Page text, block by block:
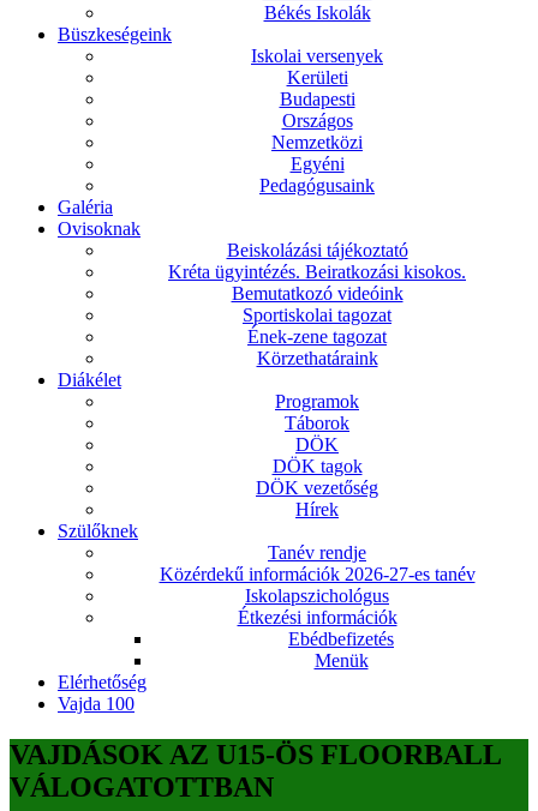
Békés Iskolák
Büszkeségeink
Iskolai versenyek
Kerületi
Budapesti
Országos
Nemzetközi
Egyéni
Pedagógusaink
Galéria
Ovisoknak
Beiskolázási tájékoztató
Kréta ügyintézés. Beiratkozási kisokos.
Bemutatkozó videóink
Sportiskolai tagozat
Ének-zene tagozat
Körzethatáraink
Diákélet
Programok
Táborok
DÖK
DÖK tagok
DÖK vezetőség
Hírek
Szülőknek
Tanév rendje
Közérdekű információk 2026-27-es tanév
Iskolapszichológus
Étkezési információk
Ebédbefizetés
Menük
Elérhetőség
Vajda 100
VAJDÁSOK AZ U15-ÖS FLOORBALL
VÁLOGATOTTBAN